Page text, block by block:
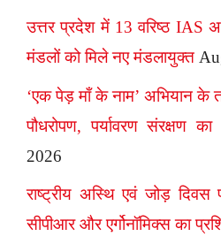
उत्तर प्रदेश में 13 वरिष्ठ IAS
मंडलों को मिले नए मंडलायुक्त
‘एक पेड़ माँ के नाम’ अभियान के
पौधरोपण, पर्यावरण संरक्षण
2026
राष्ट्रीय अस्थि एवं जोड़ दिवस
सीपीआर और एर्गोनॉमिक्स का